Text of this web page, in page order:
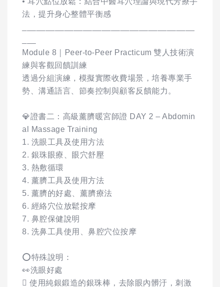
法，提升身心整體平衡感
Module 8｜Peer-to-Peer Practicum 雙人技術演
練與客觀回饋訓練
透過分組演練，模擬實際收費場景，培養專業手
勢、溝通語言、節奏控制與顧客反饋能力。
💎證書二：高級薰臍暖宮師證 DAY 2 – Abdomin
al Massage Training
1. 洗眼工具及使用方法
2. 銀珠眼療、眼穴舒壓
3. 熱敷循環
4. 薰臍工具及使用方法
5. 薰臍的好處、薰臍療法
6. 經絡穴位放鬆按摩
7. 鼻腔保健說明
8. 洗鼻工具使用、鼻腔穴位按摩
⭕️特殊說明：
👀洗眼好處
 使用純銀鍛造的銀珠棒，去除眼內髒汙，刺激